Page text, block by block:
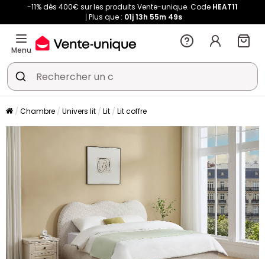
-11% dès 400€ sur les produits Vente-unique. Code HEAT11
Plus que : 01j 13h 55m 48s
Menu
Chambre Univers lit Lit Lit coffre